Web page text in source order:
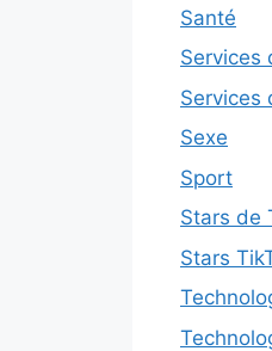
Santé
Services
Services
Sexe
Sport
Stars de
Stars